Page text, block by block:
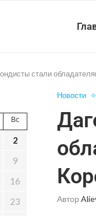
стали
Новости
Автор
Вс
2
9
16
23